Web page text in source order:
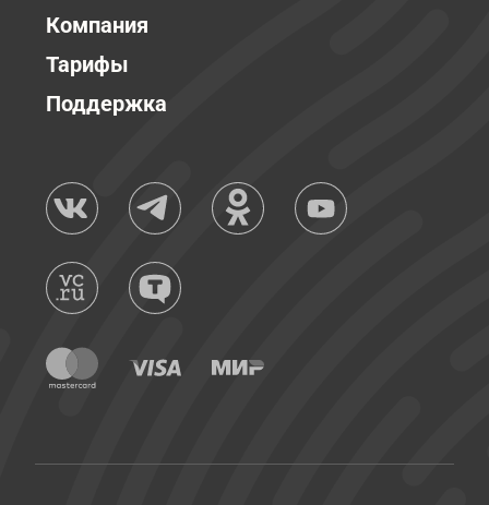
Компания
Тарифы
Поддержка